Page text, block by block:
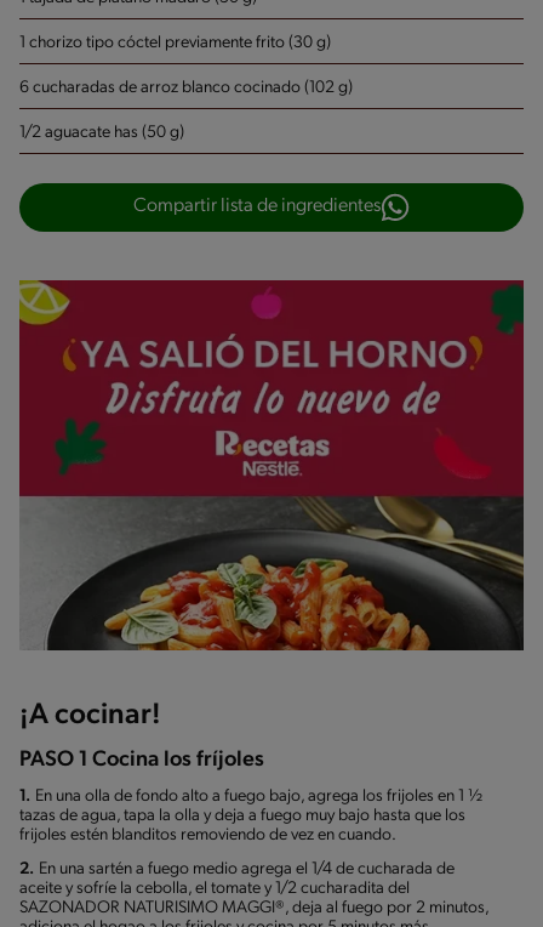
1 chorizo tipo cóctel previamente frito (30 g)
6 cucharadas de arroz blanco cocinado (102 g)
1/2 aguacate has (50 g)
Compartir lista de ingredientes
¡A cocinar!
PASO 1 Cocina los fríjoles
1. En una olla de fondo alto a fuego bajo, agrega los frijoles en 1 ½
tazas de agua, tapa la olla y deja a fuego muy bajo hasta que los
frijoles estén blanditos removiendo de vez en cuando.
2. En una sartén a fuego medio agrega el 1/4 de cucharada de
aceite y sofríe la cebolla, el tomate y 1/2 cucharadita del
SAZONADOR NATURISIMO MAGGI®, deja al fuego por 2 minutos,